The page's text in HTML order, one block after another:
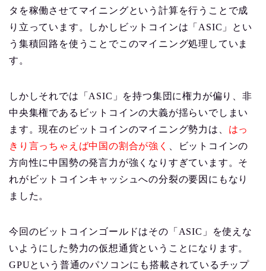
タを稼働させてマイニングという計算を行うことで成
り立っています。しかしビットコインは「ASIC」とい
う集積回路を使うことでこのマイニング処理していま
す。
しかしそれでは「ASIC」を持つ集団に権力が偏り、非
中央集権であるビットコインの大義が揺らいでしまい
ます。現在のビットコインのマイニング勢力は、 はっ
きり言っちゃえば中国の割合が強く
、ビットコインの
方向性に中国勢の発言力が強くなりすぎています。そ
れがビットコインキャッシュへの分裂の要因にもなり
ました。
今回のビットコインゴールドはその「ASIC」を使えな
いようにした勢力の仮想通貨ということになります。
GPUという普通のパソコンにも搭載されているチップ